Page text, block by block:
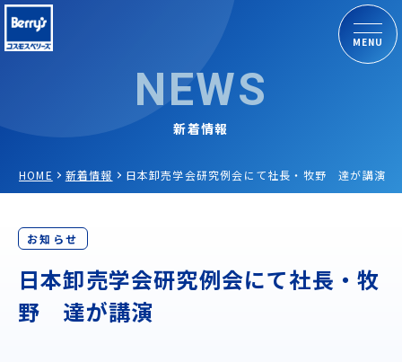
MENU
NEWS
新着情報
HOME 新着情報 日本卸売学会研究例会にて社長・牧野 達が講演
お知らせ
日本卸売学会研究例会にて社長・牧
野 達が講演